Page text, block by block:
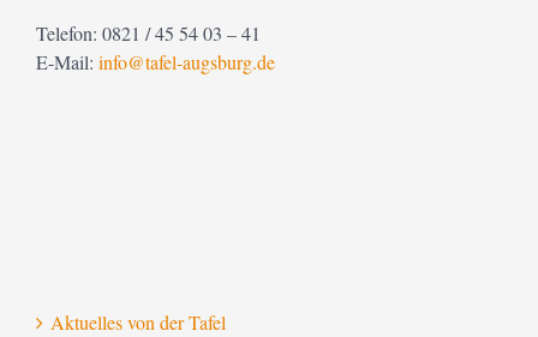
Telefon: 0821 / 45 54 03 – 41
E-Mail: info@tafel-augsburg.de
Aktuelles von der Tafel